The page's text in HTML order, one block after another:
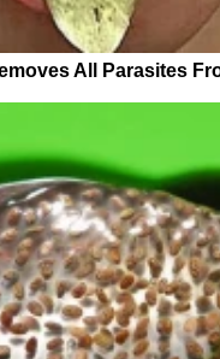
All Parasites